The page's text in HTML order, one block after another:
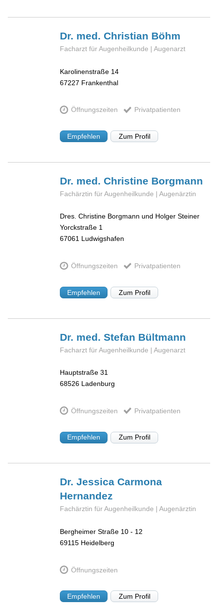
Dr. med. Christian Böhm
Facharzt für Augenheilkunde | Augenarzt
Karolinenstraße 14
67227 Frankenthal
Öffnungszeiten Privatpatienten
Empfehlen Zum Profil
Dr. med. Christine Borgmann
Fachärztin für Augenheilkunde | Augenärztin
Dres. Christine Borgmann und Holger Steiner
Yorckstraße 1
67061 Ludwigshafen
Öffnungszeiten Privatpatienten
Empfehlen Zum Profil
Dr. med. Stefan Bültmann
Facharzt für Augenheilkunde | Augenarzt
Hauptstraße 31
68526 Ladenburg
Öffnungszeiten Privatpatienten
Empfehlen Zum Profil
Dr. JessicaCarmona
Hernandez
Fachärztin für Augenheilkunde | Augenärztin
Bergheimer Straße 10 - 12
69115 Heidelberg
Öffnungszeiten
Empfehlen Zum Profil